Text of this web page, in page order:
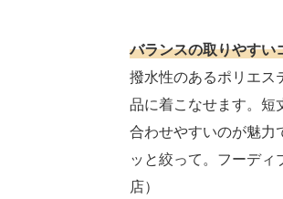
バランスの取りやすい
撥水性のあるポリエス
品に着こなせます。短
合わせやすいのが魅力
ッと絞って。フーデ
店）